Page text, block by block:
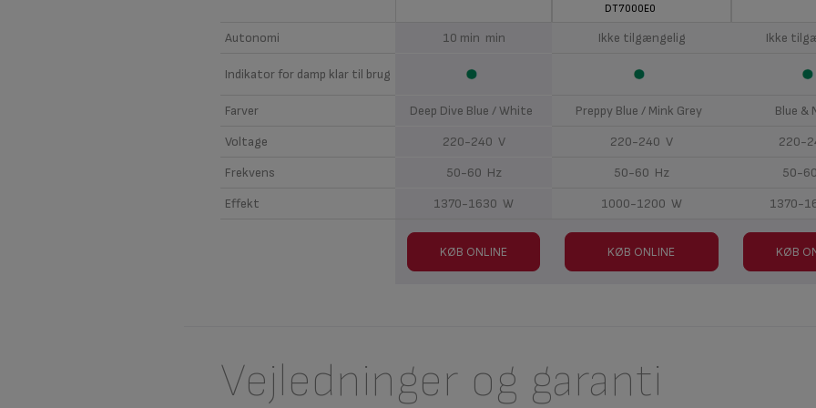
DT7000E0
Autonomi 10 min min Ikke tilgængelig Ikke
Indikator for damp klar til brug
Farver Deep Dive Blue / White Preppy Blue / Mink Grey
Blue &
Voltage
220-240 V 220-240 V
220-
Frekvens
50-60 Hz 50-60 Hz
50-
Effekt
1370-1630 W 1000-1200 W 1370-
KØB ONLINE KØB ONLINE KØB
Vejledninger og garanti